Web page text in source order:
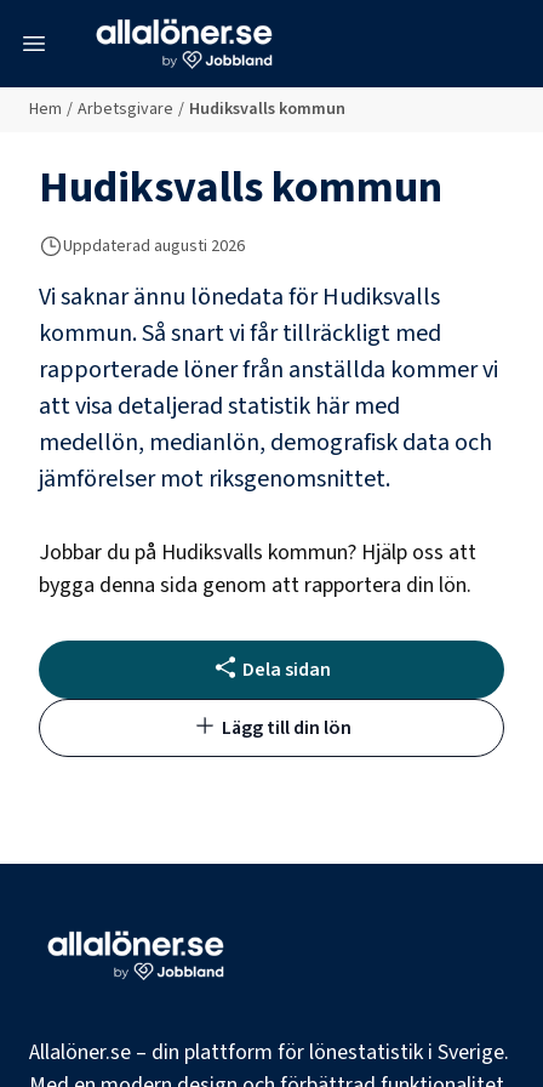
Hem / Arbetsgivare / Hudiksvalls kommun
Hudiksvalls kommun
Uppdaterad augusti 2026
Vi saknar ännu lönedata förHudiksvalls
kommun. Så snart vi får tillräckligt med
rapporterade löner från anställda kommer vi
att visa detaljerad statistik här med
medellön, medianlön, demografisk data och
jämförelser mot riksgenomsnittet.
Jobbar du på Hudiksvalls kommun? Hjälp oss att
bygga denna sida genom att rapportera din lön.
Dela sidan
Lägg till din lön
Allalöner.se – din plattform för lönestatistik i Sverige.